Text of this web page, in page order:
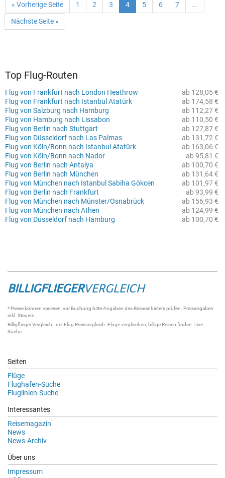
« Vorherige Seite 1 2 3 4 5 6 7 ...
Nächste Seite »
Top Flug-Routen
ab 128,05 €
Flug von Frankfurt nach London Heathrow
ab 174,58 €
Flug von Frankfurt nach Istanbul Atatürk
ab 112,27 €
Flug von Salzburg nach Hamburg
ab 110,50 €
Flug von Hamburg nach Lissabon
ab 127,87 €
Flug von Berlin nach Stuttgart
ab 131,72 €
Flug von Düsseldorf nach Las Palmas
ab 163,06 €
Flug von Köln/Bonn nach Istanbul Atatürk
ab 95,81 €
Flug von Köln/Bonn nach Nador
ab 100,70 €
Flug von Berlin nach Antalya
ab 131,64 €
Flug von Berlin nach München
ab 101,97 €
Flug von München nach Istanbul Sabiha Gökcen
ab 93,99 €
Flug von Berlin nach Frankfurt
ab 156,93 €
Flug von München nach Münster/Osnabrück
ab 124,99 €
Flug von München nach Athen
ab 100,70 €
Flug von Düsseldorf nach Hamburg
BILLIGFLIEGERVERGLEICH
* Preise können variieren, vor Buchung bitte Angaben des Reiseanbieters prüfen. Preisangaben
inkl. Steuern.
Billigflieger Vergleich - derFlug Preisvergleich Flüge vergleichen , billige Reisen finden. Live-
Suche
Seiten
Flüge
Flughafen-Suche
Fluglinien-Suche
Interessantes
Reisemagazin
News
News-Archiv
Über uns
Impressum